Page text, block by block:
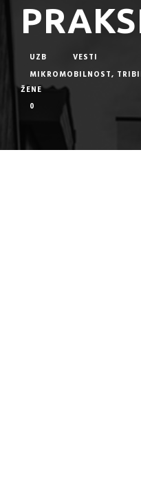
UZB
VESTI
MIKROMOBILNOST,
ŽENE
0